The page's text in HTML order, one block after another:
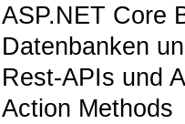
ASP.NET Core
Datenbanken
Rest-APIs und
Action Methods